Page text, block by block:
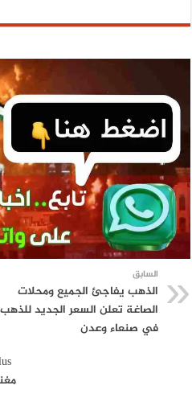
السابق
الذهب يفاجئ الجميع ومحلات
الصاغة تعلن السعر الجديد للذهب
في صنعاء وعدن